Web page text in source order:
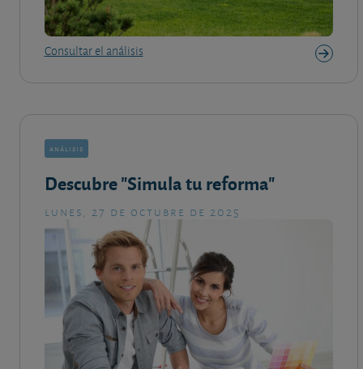
Consultar el análisis
análisis
Descubre "Simula tu reforma"
lunes, 27 de octubre de 2025